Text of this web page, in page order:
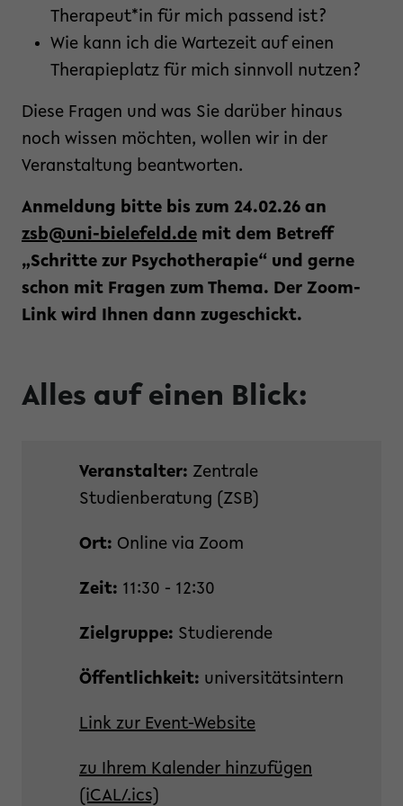
Therapeut*in für mich passend ist?
Wie kann ich die Wartezeit auf einen
Therapieplatz für mich sinnvoll nutzen?
Diese Fragen und was Sie darüber hinaus
noch wissen möchten, wollen wir in der
Veranstaltung beantworten.
Anmeldung bitte bis zum 24.02.26 an
zsb@uni-bielefeld.de mit dem Betreff
„Schritte zur Psychotherapie“ und gerne
schon mit Fragen zum Thema. Der Zoom-
Link wird Ihnen dann zugeschickt.
Alles auf einen Blick:
Veranstalter: Zentrale
Studienberatung (ZSB)
Ort: Online via Zoom
Zeit: 11:30 - 12:30
Zielgruppe: Studierende
Öffentlichkeit: universitätsintern
Link zur Event-Website
zu Ihrem Kalender hinzufügen
(iCAL/.ics)